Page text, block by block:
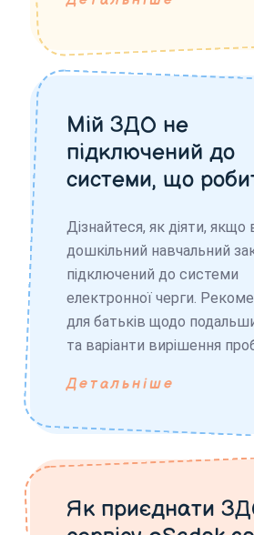
Мій ЗДО не
підключений до
системи, що
Дізнайтеся, як діяти, якщо
дошкільний навчальний
підключений до системи
електронної черги.
для батьків щодо
та варіанти вирішення
Детальніше
Як приєднати